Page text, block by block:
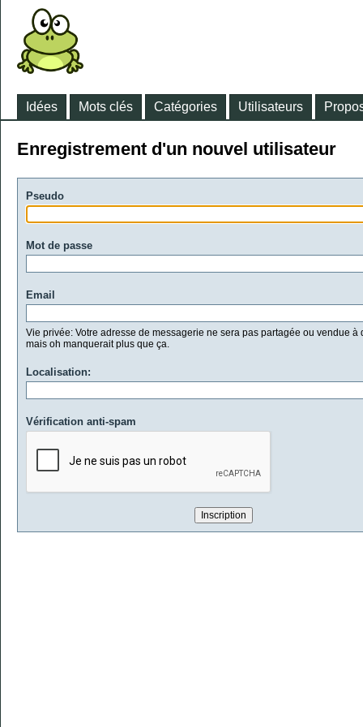
Idées Mots clés Catégories Utilisateurs
Enregistrement d'un nouvel utilisateur
Pseudo
Mot de passe
Email
Vie privée: Votre adresse de messagerie ne sera pas partagée ou vendue à
mais oh manquerait plus que ça.
Localisation:
Vérification anti-spam